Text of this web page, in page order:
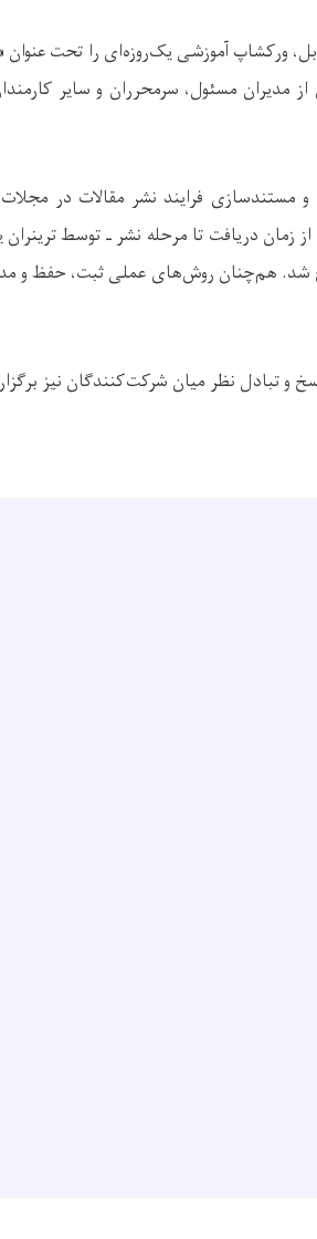
ورکشاپ آموزشی یک‌روزه‌ای را تحت
کرد. در این ورکشاپ، ۲۰ تن از مدیران مسئول،
فرایند نشر مقالات در
زمان دریافت تا مرحله نشر ـ توسط
شد. هم‌چنان روش‌های عملی ثبت، حفظ و
و تبادل نظر میان شرکت‌کنندگان نیز